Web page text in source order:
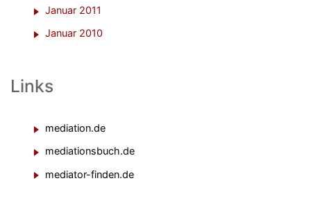
Januar 2011
Januar 2010
Links
mediation.de
mediationsbuch.de
mediator-finden.de